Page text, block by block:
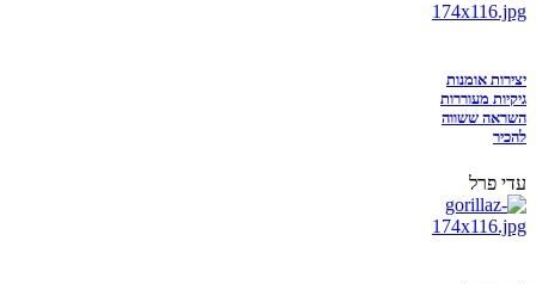
יצירות אומנות
גיקיות מעוררות
השראה ששווה
להכיר
עדי פרל